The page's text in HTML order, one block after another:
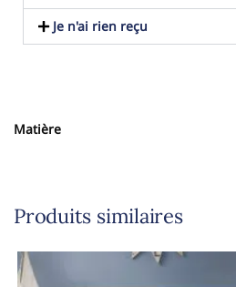
Je n'ai rien reçu
Matière
Produits similaires